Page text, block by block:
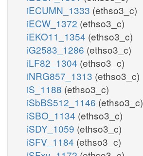
iECUMN_1333 (ethso3_c)
iECW_1372 (ethso3_c)
iEKO11_1354 (ethso3_c)
iG2583_1286 (ethso3_c)
iLF82_1304 (ethso3_c)
iNRG857_1313 (ethso3_c)
iS_1188 (ethso3_c)
iSbBS512_1146 (ethso3_c)
iSBO_1134 (ethso3_c)
iSDY_1059 (ethso3_c)
iSFV_1184 (ethso3_c)